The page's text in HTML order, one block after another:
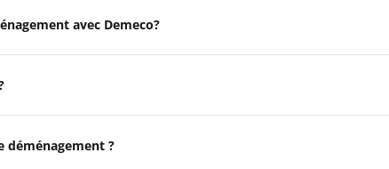
Saint Malo
Saint Malo
Appeler
avec Demeco?
déménagement ?